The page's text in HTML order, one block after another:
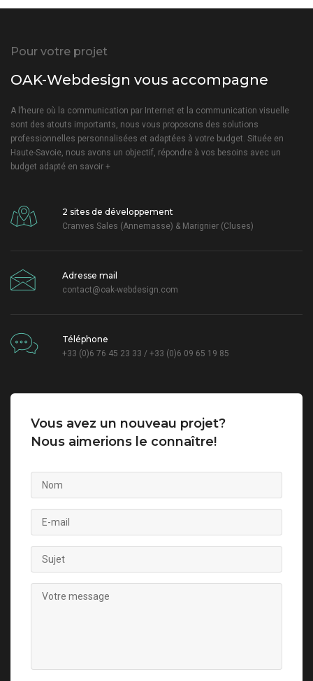
Pour votre projet
OAK-Webdesign vous accompagne
A l’heure où la communication par Internet et la communication visuelle
sont des atouts importants, nous vous proposons des solutions
professionnelles personnalisées et adaptées à votre budget. Située en
Haute-Savoie, nous avons un objectif, répondre à vos besoins avec un
budget adapté en savoir +
2 sites de développement
Cranves Sales (Annemasse) & Marignier (Cluses)
Adresse mail
contact@oak-webdesign.com
Téléphone
+33 (0)6 76 45 23 33 / +33 (0)6 09 65 19 85
Vous avez un nouveau projet?
Nous aimerions le connaître!